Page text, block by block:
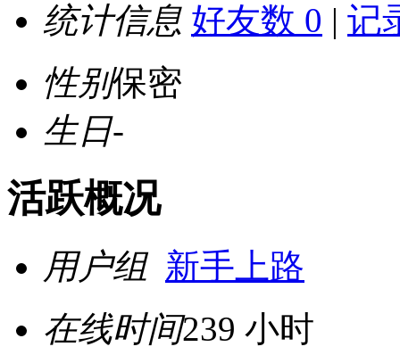
统计信息 好友数 0 | 记
性别保密
生日-
活跃概况
用户组 新手上路
在线时间239 小时